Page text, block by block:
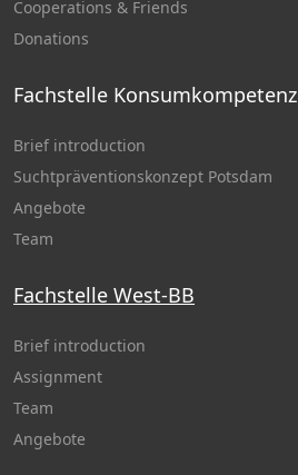
Cooperations & Friends
Donations
Fachstelle Konsumkompetenz
Brief introduction
Suchtpräventionskonzept Potsdam
Angebote
Team
Fachstelle West-BB
Brief introduction
Assignment
Team
Angebote